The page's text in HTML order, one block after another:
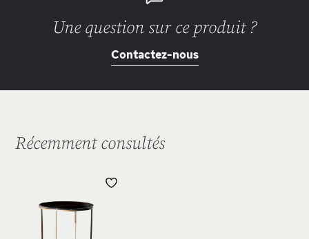
Une question sur ce produit ?
Contactez-nous
Récemment consultés